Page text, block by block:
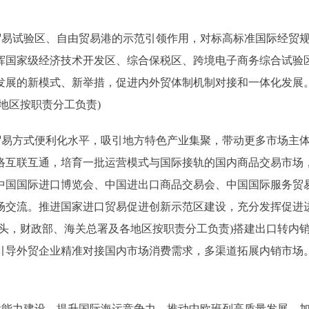
验区、自由贸易港的示范引领作用，对标高标准国际经贸
家级经济技术开发区、综合保税区、跨境电子商务综合试验
的新模式、新举措，促进内外贸体制机制对接和一体化发展。
区按职责分工负责)
式便利化水平，吸引地方特色产业集聚，带动更多市场主
联互通，培育一批运营模式与国际接轨的国内商品交易市场，
国际进口博览会、中国进出口商品交易会、中国国际服务贸
流。推进国家进口贸易促进创新示范区建设，充分发挥促进
，财政部、海关总署及各地区按职责分工负责)搭建出口转内销
外贸企业精准对接国内市场消费需求，多渠道拓展内销市场。